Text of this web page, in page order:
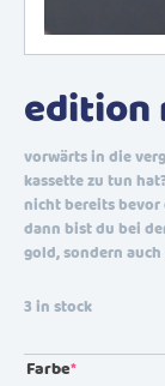
edition
vorwärts in die
kassette zu tun
nicht bereits bevor
dann bist du bei
gold, sondern
3 in stock
Farbe*